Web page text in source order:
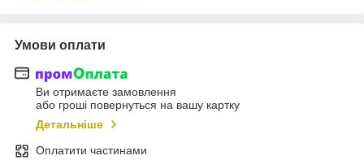
Умови оплати
Ви отримаєте замовлення
або гроші повернуться на вашу картку
Детальніше
Оплатити частинами